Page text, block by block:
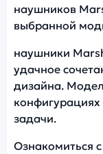
наушников
выбранной
наушники
удачное
дизайна.
задачи.
Ознакомиться